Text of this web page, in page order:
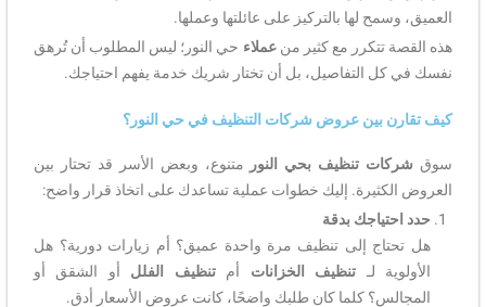
العميق، وسمح لها بالتركيز على عائلتها وعملها.
هذه القصة تتكرر مع كثير منعملاء حي النور؛ ليس المطلوب أن تُرهق
نفسك في كل التفاصيل، بل أن تختار شريك خدمة يفهم احتياجك.
كيف تقارن بين عروض شركات التنظيف في حي النور؟
سوق شركات تنظيف بحي النور
متنوع، وبعض الأسر قد تحتار بين
العروض الكثيرة. إليك خطوات عملية تساعدك على اتخاذ قرار واضح:
حدد احتياجك بدقة
هل تحتاج إلى تنظيف مرة واحدة عميق؟ أم زيارات دورية؟ هل
الأولوية لـ تنظيف الخزانات أمتنظيف الفلل أو الشقق أو
المجالس؟ كلما كان طلبك واضحًا، كانت عروض الأسعار أدق.